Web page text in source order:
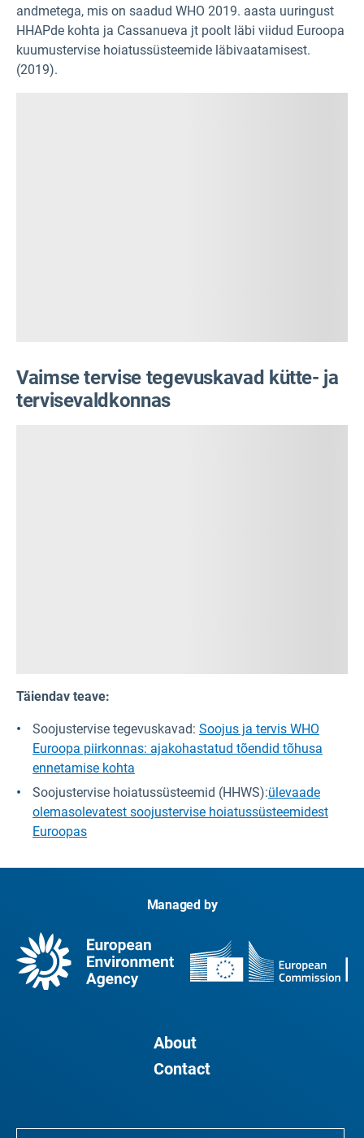
andmetega, mis on saadud WHO 2019. aasta uuringust
HHAPde kohta ja Cassanueva jt poolt läbi viidud Euroopa
kuumustervise hoiatussüsteemide läbivaatamisest.
(2019).
Vaimse tervise tegevuskavad kütte- ja
tervisevaldkonnas
Täiendav teave:
Soojustervise tegevuskavad: Soojus ja tervis WHO
Euroopa piirkonnas: ajakohastatud tõendid tõhusa
ennetamise kohta
Soojustervise hoiatussüsteemid (HHWS):ülevaade
olemasolevatest soojustervise hoiatussüsteemidest
Euroopas
Managed by
About
Contact